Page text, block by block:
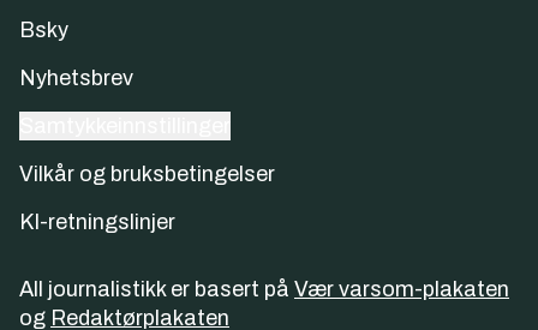
Bsky
Nyhetsbrev
Vilkår og bruksbetingelser
KI-retningslinjer
All journalistikk er basert på Vær varsom-plakaten
og Redaktørplakaten